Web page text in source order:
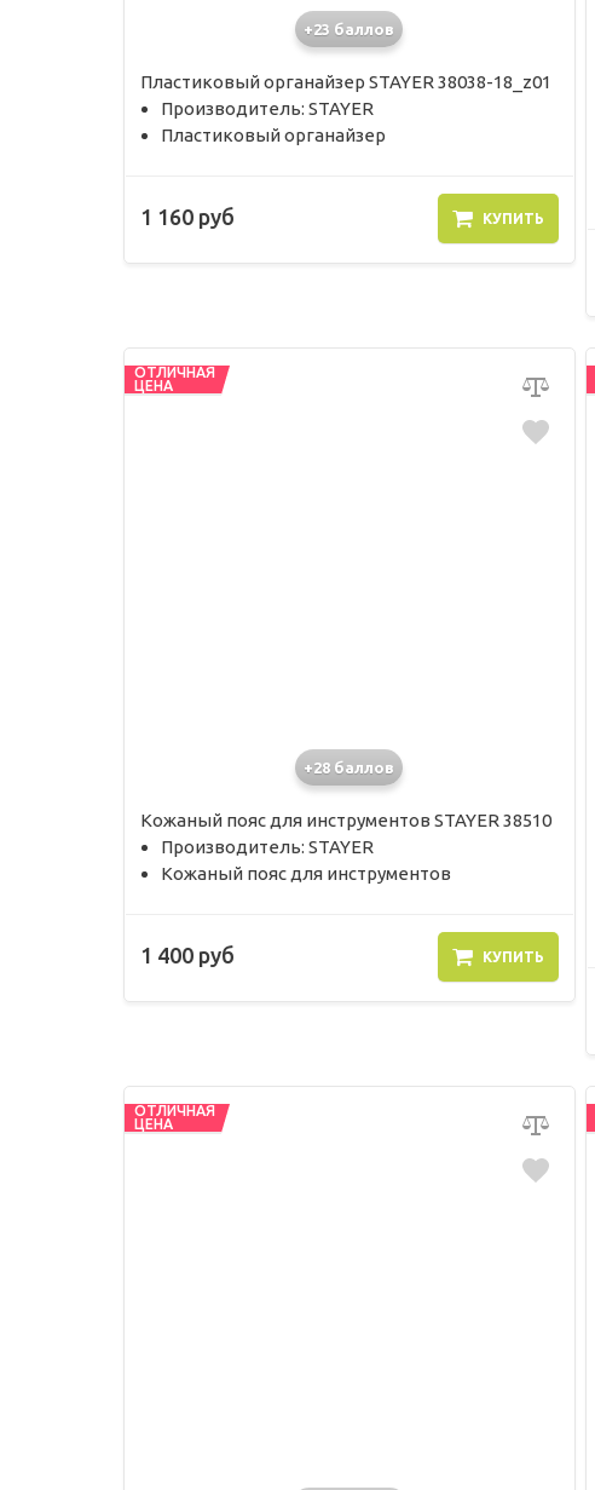
+23 баллов
Пластиковый органайзер STAYER 38038-18_z01
Производитель: STAYER
Пластиковый органайзер
1 160 руб КУПИТЬ
ОТЛИЧНАЯ
ЦЕНА
+28 баллов
Кожаный пояс для инструментов STAYER 38510
Производитель: STAYER
Кожаный пояс для инструментов
1 400 руб КУПИТЬ
ОТЛИЧНАЯ
ЦЕНА